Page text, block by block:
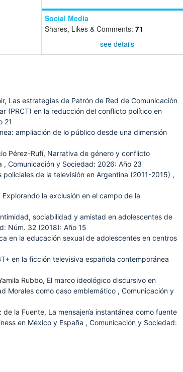
Social Media
Shares, Likes & Comments: 71
see details
Las estrategias de Patrón de Red de Comunicación
(PRCT) en la reducción del conflicto político en
21
ampliación de lo público desde una dimensión
Pérez-Rufí, Narrativa de género y conflicto
, Comunicación y Sociedad: 2026: Año 23
de la televisión en Argentina (2011-2015) ,
la exclusión en el campo de la
sociabilidad y amistad en adolescentes de
Núm. 32 (2018): Año 15
en la educación sexual de adolescentes en centros
en la ficción televisiva española contemporánea
Rubbo, El marco ideológico discursivo en
Morales como caso emblemático , Comunicación y
de la Fuente, La mensajería instantánea como fuente
en México y España , Comunicación y Sociedad: